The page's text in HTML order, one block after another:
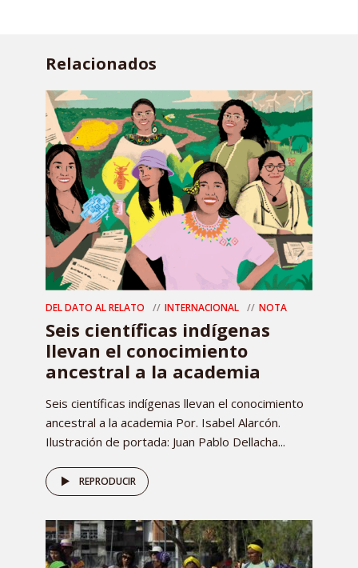
Relacionados
DEL DATO AL RELATO INTERNACIONAL NOTA
Seis científicas indígenas
llevan el conocimiento
ancestral a la academia
Seis científicas indígenas llevan el conocimiento
ancestral a la academia Por. Isabel Alarcón.
Ilustración de portada: Juan Pablo Dellacha...
REPRODUCIR